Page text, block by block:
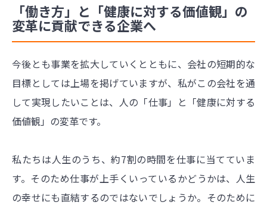
「働き方」と「健康に対する価値観」の
変革に貢献できる企業へ
今後とも事業を拡大していくとともに、会社の短期的な
目標としては上場を掲げていますが、私がこの会社を通
して実現したいことは、人の「仕事」と「健康に対する
価値観」の変革です。
私たちは人生のうち、約7割の時間を仕事に当てていま
す。そのため仕事が上手くいっているかどうかは、人生
の幸せにも直結するのではないでしょうか。そのために